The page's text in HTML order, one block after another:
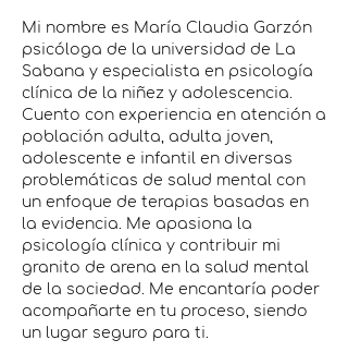
Mi nombre es María Claudia Garzón
psicóloga de la universidad de La
Sabana y especialista en psicología
clínica de la niñez y adolescencia.
Cuento con experiencia en atención a
población adulta, adulta joven,
adolescente e infantil en diversas
problemáticas de salud mental con
un enfoque de terapias basadas en
la evidencia. Me apasiona la
psicología clínica y contribuir mi
granito de arena en la salud mental
de la sociedad. Me encantaría poder
acompañarte en tu proceso, siendo
un lugar seguro para ti.